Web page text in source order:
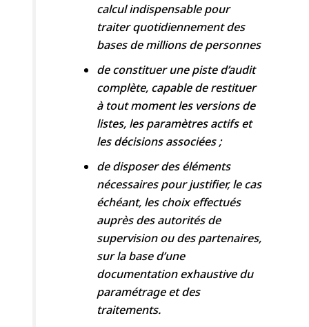
calcul indispensable pour
traiter quotidiennement des
bases de millions de personnes
de constituer une piste d’audit
complète, capable de restituer
à tout moment les versions de
listes, les paramètres actifs et
les décisions associées ;
de disposer des éléments
nécessaires pour justifier, le cas
échéant, les choix effectués
auprès des autorités de
supervision ou des partenaires,
sur la base d’une
documentation exhaustive du
paramétrage et des
traitements.